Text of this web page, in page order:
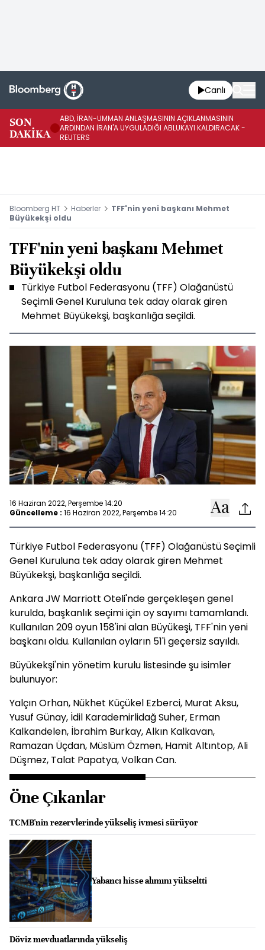
Canlı
SON
DAKİKA
ABD, İRAN-UMMAN ANLAŞMASININ AÇIKLANMASININ
ARDINDAN İRAN'A UYGULADIĞI ABLUKAYI KALDIRACAK -
REUTERS
Bloomberg HT Haberler
TFF'nin yeni başkanı Mehmet
Büyükekşi oldu
TFF'nin yeni başkanı Mehmet
Büyükekşi oldu
Türkiye Futbol Federasyonu (TFF) Olağanüstü
Seçimli Genel Kuruluna tek aday olarak giren
Mehmet Büyükekşi, başkanlığa seçildi.
16 Haziran 2022, Perşembe 14:20
Güncelleme : 16 Haziran 2022, Perşembe 14:20
Türkiye Futbol Federasyonu (TFF) Olağanüstü Seçimli
Genel Kuruluna tek aday olarak giren Mehmet
Büyükekşi, başkanlığa seçildi.
Ankara JW Marriott Oteli'nde gerçekleşen genel
kurulda, başkanlık seçimi için oy sayımı tamamlandı.
Kullanılan 209 oyun 158'ini alan Büyükeşi, TFF'nin yeni
başkanı oldu. Kullanılan oyların 51'i geçersiz sayıldı.
Büyükekşi'nin yönetim kurulu listesinde şu isimler
bulunuyor:
Yalçın Orhan, Nükhet Küçükel Ezberci, Murat Aksu,
Yusuf Günay, İdil Karademirlidağ Suher, Erman
Kalkandelen, İbrahim Burkay, Alkın Kalkavan,
Ramazan Üçdan, Müslüm Özmen, Hamit Altıntop, Ali
Düşmez, Talat Papatya, Volkan Can.
Öne Çıkanlar
TCMB'nin rezervlerinde yükseliş ivmesi sürüyor
Yabancı hisse alımını yükseltti
Döviz mevduatlarında yükseliş